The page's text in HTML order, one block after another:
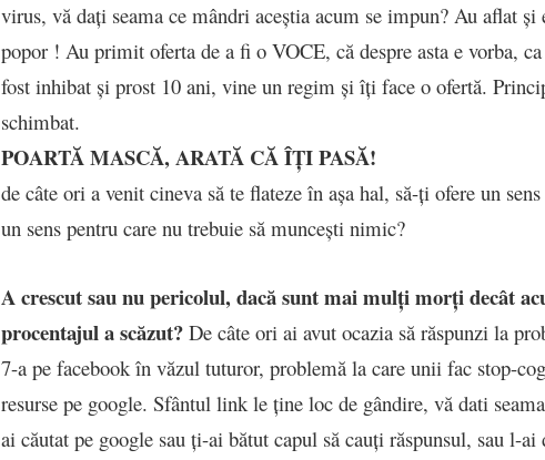
virus, vă dați seama ce mândri aceștia acum se impun? Au aflat și
popor ! Au primit oferta de a fi o VOCE, că despre asta e vorba,
fost inhibat și prost 10 ani, vine un regim și îți face o ofertă.
schimbat.
POARTĂ MASCĂ, ARATĂ CĂ ÎȚI PASĂ!
de câte ori a venit cineva să te flateze în așa hal, să-ți ofere un
un sens pentru care nu trebuie să muncești nimic?
A crescut sau nu pericolul, dacă sunt mai mulți morți decât
procentajul a scăzut? De câte ori ai avut ocazia să răspunzi la
7-a pe facebook în văzul tuturor, problemă la care unii fac stop-
resurse pe google. Sfântul link le ține loc de gândire, vă dati
ai căutat pe google sau ți-ai bătut capul să cauți răspunsul, sau l-ai